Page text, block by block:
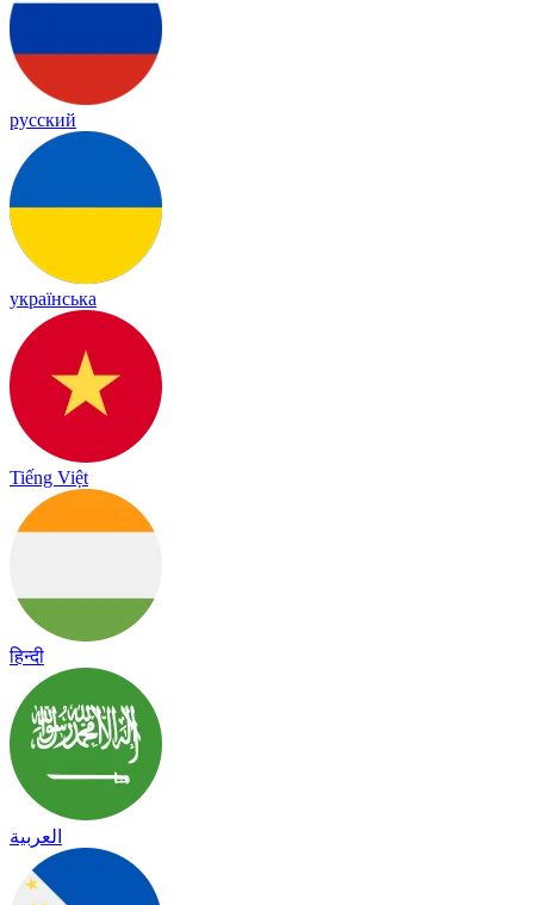
русский
українська
Tiếng Việt
हिन्दी
العربية